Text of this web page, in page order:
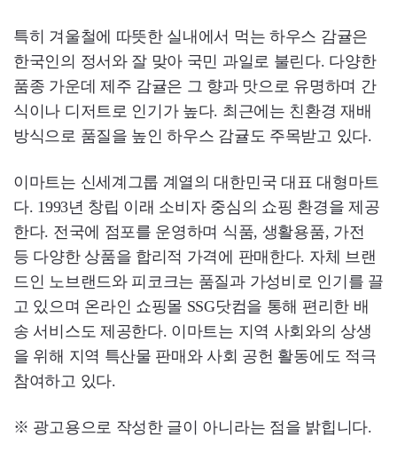
특히 겨울철에 따뜻한 실내에서 먹는 하우스 감귤은
한국인의 정서와 잘 맞아 국민 과일로 불린다. 다양한
품종 가운데 제주 감귤은 그 향과 맛으로 유명하며 간
식이나 디저트로 인기가 높다. 최근에는 친환경 재배
방식으로 품질을 높인 하우스 감귤도 주목받고 있다.
이마트는 신세계그룹 계열의 대한민국 대표 대형마트
다. 1993년 창립 이래 소비자 중심의 쇼핑 환경을 제공
한다. 전국에 점포를 운영하며 식품, 생활용품, 가전
등 다양한 상품을 합리적 가격에 판매한다. 자체 브랜
드인 노브랜드와 피코크는 품질과 가성비로 인기를 끌
고 있으며 온라인 쇼핑몰 SSG닷컴을 통해 편리한 배
송 서비스도 제공한다. 이마트는 지역 사회와의 상생
을 위해 지역 특산물 판매와 사회 공헌 활동에도 적극
참여하고 있다.
※ 광고용으로 작성한 글이 아니라는 점을 밝힙니다.